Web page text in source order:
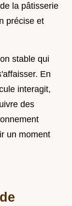
la pâtisserie
précise et
stable qui
En
interagit,
des
un moment